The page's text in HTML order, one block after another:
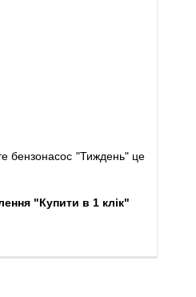
бензонасос "Тиждень" це
"Купити в 1 клік"